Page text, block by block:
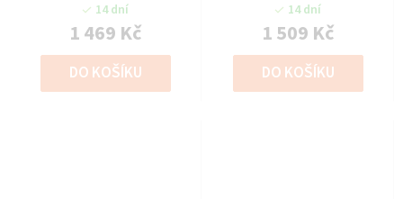
14 dní
1 469 Kč
DO KOŠÍKU
14 dní
1 509 Kč
DO KOŠÍKU